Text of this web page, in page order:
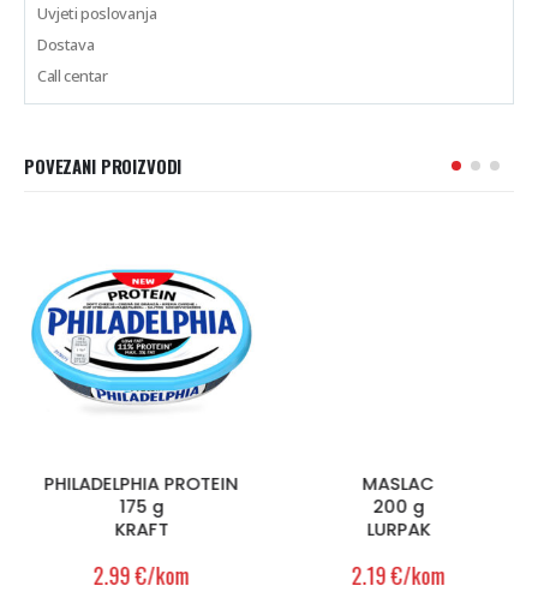
Uvjeti poslovanja
Dostava
Call centar
POVEZANI PROIZVODI
PHILADELPHIA PROTEIN
175 g
KRAFT
2.99€/kom
MASLAC
200 g
LURPAK
2.19€/kom